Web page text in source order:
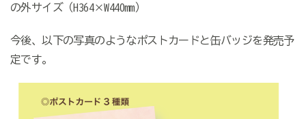
の外サイズ（H364×W440mm）
今後、以下の写真のようなポストカードと缶バッジを発売予
定です。